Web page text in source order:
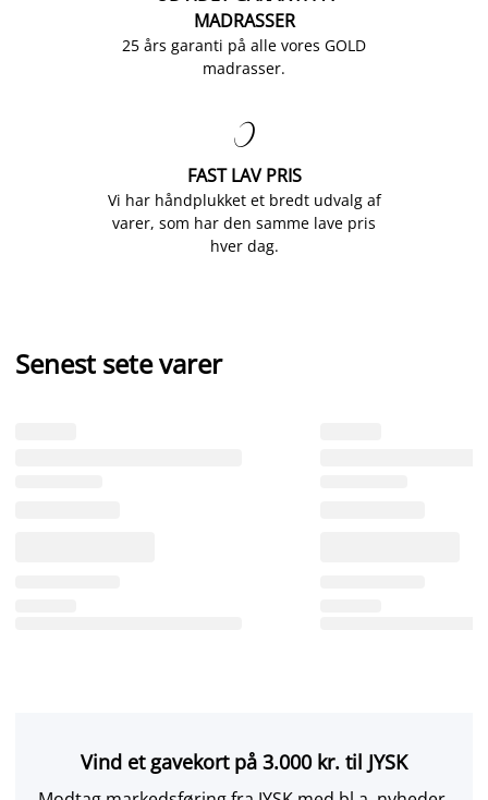
MADRASSER
25 års garanti på alle vores GOLD
madrasser.

FAST LAV PRIS
Vi har håndplukket et bredt udvalg af
varer, som har den samme lave pris
hver dag.
Senest sete varer
Vind et gavekort på 3.000 kr. til JYSK